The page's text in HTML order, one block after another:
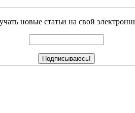
новые статьи на свой